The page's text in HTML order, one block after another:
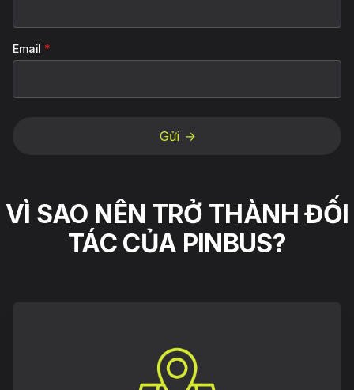
Email *
Gửi
VÌ SAO NÊN TRỞ THÀNH ĐỐI
TÁC CỦA PINBUS?